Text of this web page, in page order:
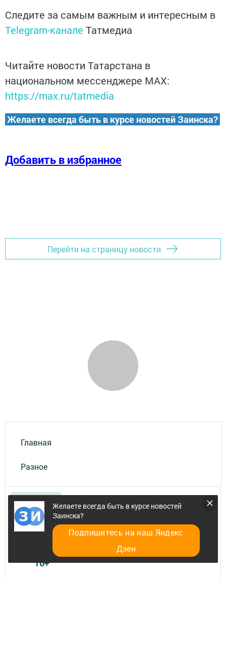
Следите за самым важным и интересным в
Telegram-канале Татмедиа
Читайте новости Татарстана в
национальном мессенджере MАХ:
https://max.ru/tatmedia
Желаете всегда быть в курсе новостей Заинска?
Добавить в избранное
Перейти на страницу новости
Главная
Разное
Желаете всегда быть в курсе новостей
Заинска?
Подпишитесь на наш Яндекс
Дзен
16+